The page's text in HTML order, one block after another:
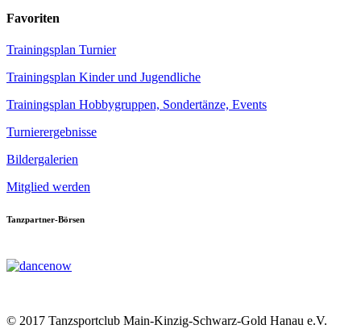
Favoriten
Trainingsplan Turnier
Trainingsplan Kinder und Jugendliche
Trainingsplan Hobbygruppen, Sondertänze, Events
Turnierergebnisse
Bildergalerien
Mitglied werden
Tanzpartner-Börsen
© 2017 Tanzsportclub Main-Kinzig-Schwarz-Gold Hanau e.V.